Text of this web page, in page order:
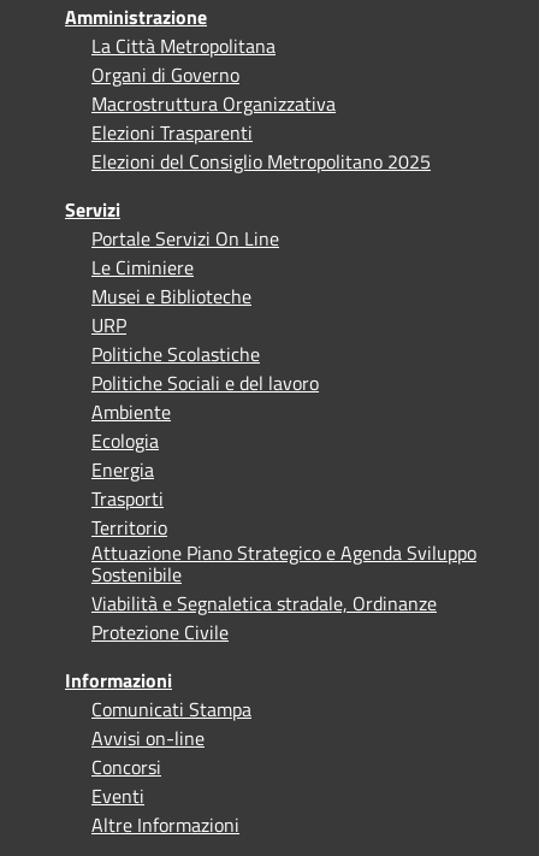
Amministrazione
La Città Metropolitana
Organi di Governo
Macrostruttura Organizzativa
Elezioni Trasparenti
Elezioni del Consiglio Metropolitano 2025
Servizi
Portale Servizi On Line
Le Ciminiere
Musei e Biblioteche
URP
Politiche Scolastiche
Politiche Sociali e del lavoro
Ambiente
Ecologia
Energia
Trasporti
Territorio
Attuazione Piano Strategico e Agenda Sviluppo
Sostenibile
Viabilità e Segnaletica stradale, Ordinanze
Protezione Civile
Informazioni
Comunicati Stampa
Avvisi on-line
Concorsi
Eventi
Altre Informazioni